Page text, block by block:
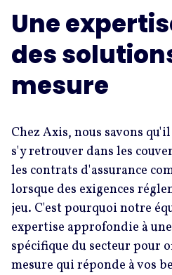
Une
des
mesure
Chez Axis, nous savons
s'y retrouver dans les
les contrats d'assurance
lorsque des exigences
jeu. C'est pourquoi notre
expertise approfondie à
spécifique du secteur pour
mesure qui réponde à vos